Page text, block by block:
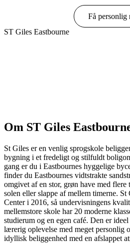
Få personlig
ST Giles Eastbourne
Om ST Giles
St Giles er en venlig sprogskole
bygning i et fredeligt og stilfuldt
gang er du i Eastbournes hyggelige
finder du Eastbournes vidtstrakte
omgivet af en stor, grøn have med flere
solen eller slappe af mellem timerne.
Center i 2016, så undervisningens
mellemstore skole har 20 moderne
studierum og en egen café. Den er
lærerig oplevelse med meget personlig
idyllisk beliggenhed med en afslappet